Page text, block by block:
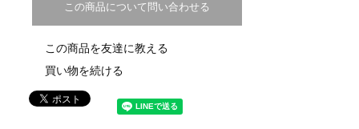
この商品について問い合わせる
この商品を友達に教える
買い物を続ける